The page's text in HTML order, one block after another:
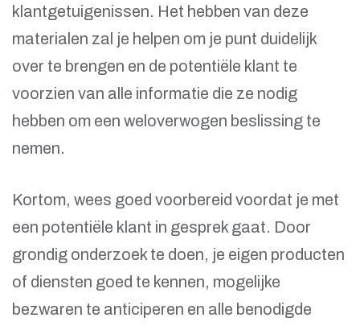
klantgetuigenissen. Het hebben van deze
materialen zal je helpen om je punt duidelijk
over te brengen en de potentiële klant te
voorzien van alle informatie die ze nodig
hebben om een weloverwogen beslissing te
nemen.
Kortom, wees goed voorbereid voordat je met
een potentiële klant in gesprek gaat. Door
grondig onderzoek te doen, je eigen producten
of diensten goed te kennen, mogelijke
bezwaren te anticiperen en alle benodigde